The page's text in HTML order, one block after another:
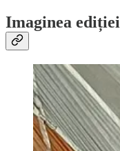
Imaginea ediției